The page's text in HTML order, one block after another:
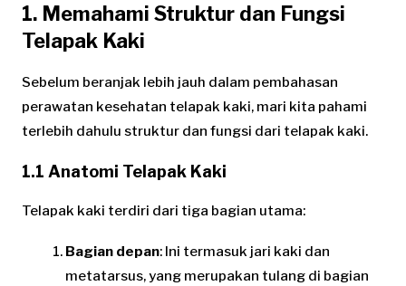
1. Memahami Struktur dan Fungsi
Telapak Kaki
Sebelum beranjak lebih jauh dalam pembahasan
perawatan kesehatan telapak kaki, mari kita pahami
terlebih dahulu struktur dan fungsi dari telapak kaki.
1.1 Anatomi Telapak Kaki
Telapak kaki terdiri dari tiga bagian utama:
Bagian depan: Ini termasuk jari kaki dan
metatarsus, yang merupakan tulang di bagian